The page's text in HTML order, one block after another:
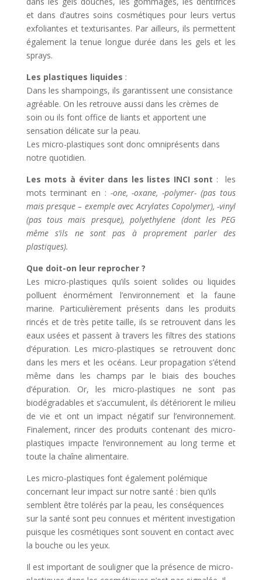
et dans d’autres soins cosmétiques pour leurs vertus
exfoliantes et texturisantes. Par ailleurs, ils permettent
également la tenue longue durée dans les gels et les
sprays.
Les plastiques liquides :
Dans les shampoings, ils garantissent une consistance
agréable. On les retrouve aussi dans les crèmes de
soin ou ils font office de liants et apportent une
sensation délicate sur la peau.
Les micro-plastiques sont donc omniprésents dans
notre quotidien.
Les mots à éviter dans les listes INCI sont : les
mots terminant en : -one, -oxane, -polymer- (pas tous
mais presque – exemple avec Acrylates Copolymer), -vinyl
(pas tous mais presque), polyethylene (dont les PEG
même s’ils ne sont pas à proprement parler des
plastiques).
Que doit-on leur reprocher ?
Les micro-plastiques qu’ils soient solides ou liquides
polluent énormément l’environnement et la faune
marine. Particulièrement présents dans les produits
rincés et de très petite taille, ils se retrouvent dans les
eaux usées et passent à travers les filtres des stations
d’épuration. Les micro-plastiques se retrouvent donc
dans les mers et les océans. Leur propagation s’étend
même dans les champs par le biais des bouches
d’épuration. Or, les micro-plastiques ne sont pas
biodégradables et s’accumulent, ils détériorent le milieu
de vie et ont un impact négatif sur l’environnement.
Finalement, rincer des produits contenant des micro-
plastiques impacte l’environnement au long terme et
toute la chaîne alimentaire.
Les micro-plastiques font également polémique
concernant leur impact sur notre santé : bien qu’ils
semblent être tolérés par la peau, les conséquences
sur la santé sont peu connues et méritent investigation
puisque les cosmétiques sont souvent en contact avec
la bouche ou les yeux.
Il est important de souligner que la présence de micro-